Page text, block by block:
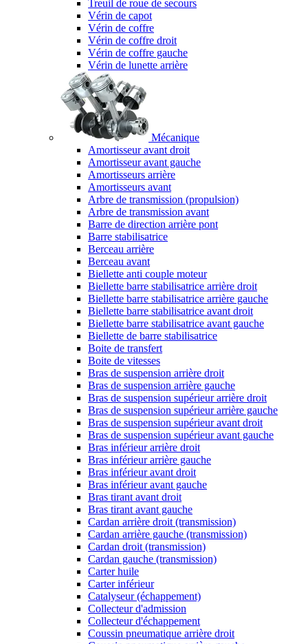
Treuil de roue de secours
Vérin de capot
Vérin de coffre
Vérin de coffre droit
Vérin de coffre gauche
Vérin de lunette arrière
Mécanique
Amortisseur avant droit
Amortisseur avant gauche
Amortisseurs arrière
Amortisseurs avant
Arbre de transmission (propulsion)
Arbre de transmission avant
Barre de direction arrière pont
Barre stabilisatrice
Berceau arrière
Berceau avant
Biellette anti couple moteur
Biellette barre stabilisatrice arrière droit
Biellette barre stabilisatrice arrière gauche
Biellette barre stabilisatrice avant droit
Biellette barre stabilisatrice avant gauche
Biellette de barre stabilisatrice
Boite de transfert
Boite de vitesses
Bras de suspension arrière droit
Bras de suspension arrière gauche
Bras de suspension supérieur arrière droit
Bras de suspension supérieur arrière gauche
Bras de suspension supérieur avant droit
Bras de suspension supérieur avant gauche
Bras inférieur arrière droit
Bras inférieur arrière gauche
Bras inférieur avant droit
Bras inférieur avant gauche
Bras tirant avant droit
Bras tirant avant gauche
Cardan arrière droit (transmission)
Cardan arrière gauche (transmission)
Cardan droit (transmission)
Cardan gauche (transmission)
Carter huile
Carter inférieur
Catalyseur (échappement)
Collecteur d'admission
Collecteur d'échappement
Coussin pneumatique arrière droit